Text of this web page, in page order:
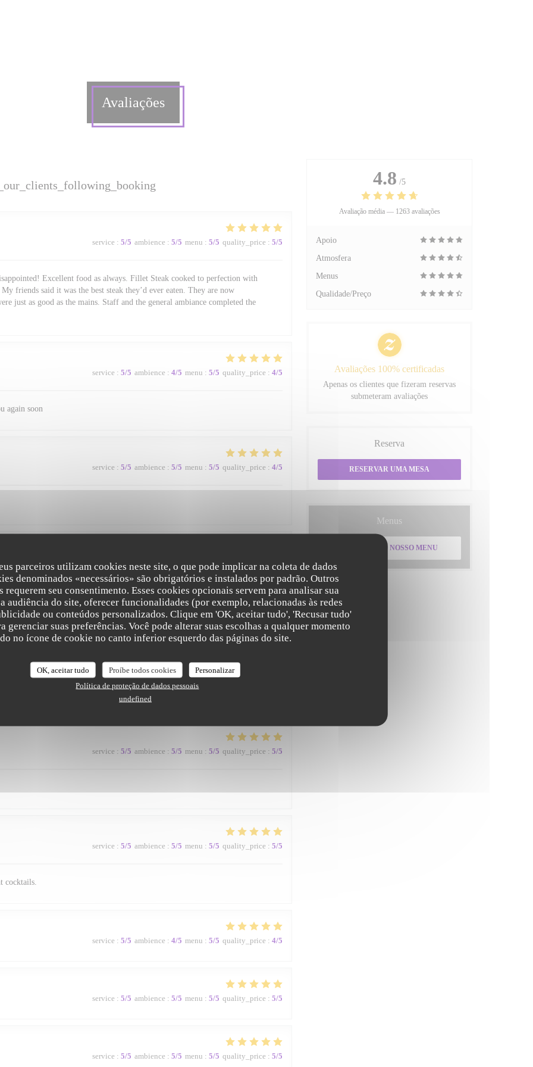
parceiros utilizam cookies neste site, o que pode implicar na coleta de dados
denominados «necessários» são obrigatórios e instalados por padrão. Outros
requerem seu consentimento. Esses cookies opcionais servem para analisar sua
audiência do site, oferecer funcionalidades (por exemplo, relacionadas às redes
ou conteúdos personalizados. Clique em 'OK, aceitar tudo', 'Recusar tudo'
gerenciar suas preferências. Você pode alterar suas escolhas a qualquer momento
no ícone de cookie no canto inferior esquerdo das páginas do site.
OK, aceitar tudo Proíbe todos cookies
Personalizar
Política de proteção de dados pessoais
undefined
Avaliações
service : 5/5 ambience : 5/5 menu : 5/5 quality_price : 5/5
Excellent food as always. Fillet Steak cooked to perfection with
friends said it was the best steak they’d ever eaten. They are now
just as good as the mains. Staff and the general ambiance completed the
service : 5/5 ambience : 4/5 menu : 5/5 quality_price : 4/5
again soon
service : 5/5 ambience : 5/5 menu : 5/5 quality_price : 4/5
service : ambience 5/5 quality_price /5
makes for a lovely evening.
service : 5/5 ambience : 5/5 menu : 5/5 quality_price : 5/5
service : 5/5 ambience : 5/5 menu : 5/5 quality_price : 5/5
cocktails.
service : 5/5 ambience : 4/5 menu : 5/5 quality_price : 4/5
service : 5/5 ambience : 5/5 menu : 5/5 quality_price : 5/5
service : 5/5 ambience : 5/5 menu : 5/5 quality_price : 5/5
4.8 /5
Avaliação média — 1263 avaliações
Apoio
Atmosfera
Menus
Qualidade/Preço
Avaliações 100% certificadas
Apenas os clientes que fizeram reservas
submeteram avaliações
Reserva
RESERVAR UMA MESA
Menus
DESCUBRA O NOSSO MENU